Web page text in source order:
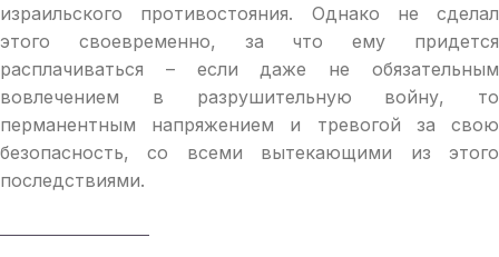
израильского противостояния. Однако не сделал
этого своевременно, за что ему придется
расплачиваться – если даже не обязательным
вовлечением в разрушительную войну, то
перманентным напряжением и тревогой за свою
безопасность, со всеми вытекающими из этого
последствиями.